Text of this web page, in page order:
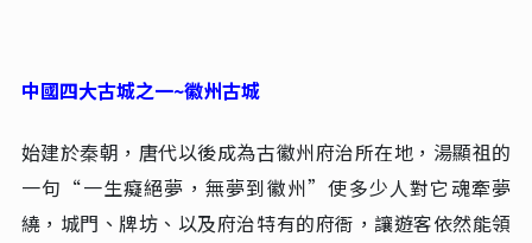
中國四大古城之一~徽州古城
始建於秦朝，唐代以後成為古徽州府治所在地，湯顯祖的
一句“一生癡絕夢，無夢到徽州”使多少人對它魂牽夢
繞，城門、牌坊、以及府治特有的府衙，讓遊客依然能領